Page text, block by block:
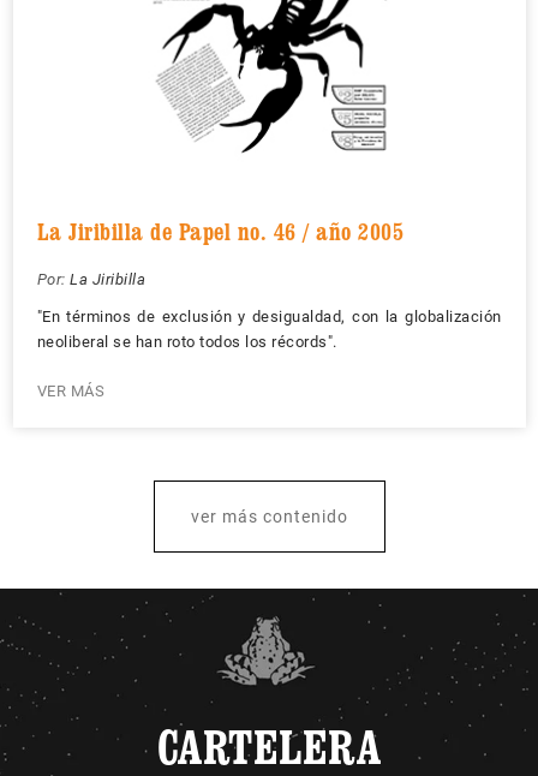
La Jiribilla de Papel no. 46 / año 2005
Por: La Jiribilla
"En términos de exclusión y desigualdad, con la globalización
neoliberal se han roto todos los récords".
VER MÁS
ver más contenido
CARTELERA